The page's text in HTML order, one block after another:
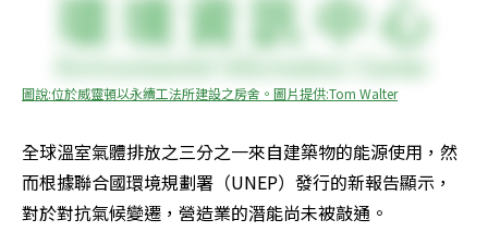
圖說:位於威靈頓以永續工法所建設之房舍。圖片提供:Tom Walter
全球溫室氣體排放之三分之一來自建築物的能源使用，然
而根據聯合國環境規劃署（UNEP）發行的新報告顯示，
對於對抗氣候變遷，營造業的潛能尚未被敲通。